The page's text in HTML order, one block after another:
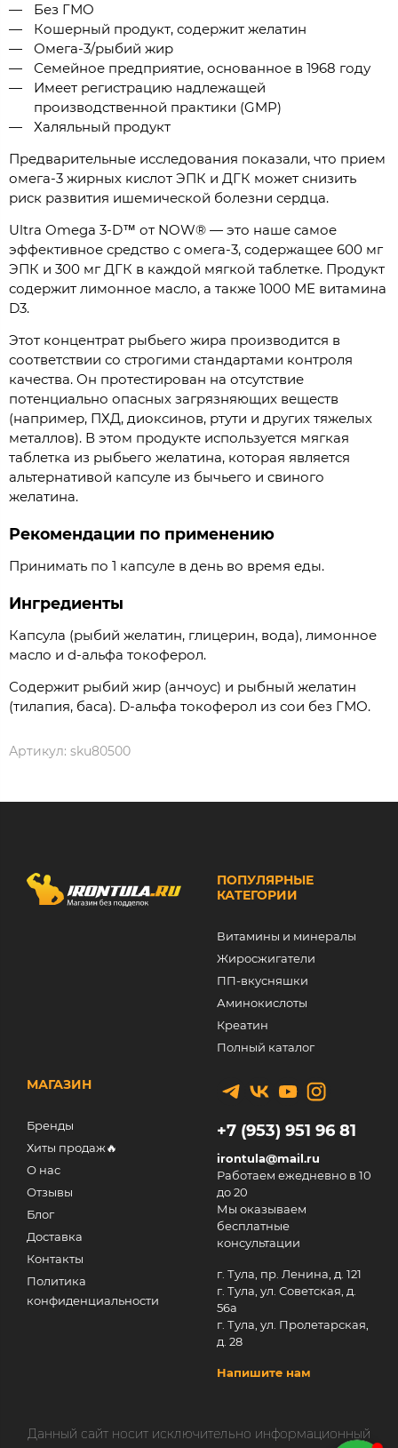
Без ГМО
Кошерный продукт, содержит желатин
Омега-3/рыбий жир
Семейное предприятие, основанное в 1968 году
Имеет регистрацию надлежащей
производственной практики (GMP)
Халяльный продукт
Предварительные исследования показали, что прием
омега-3 жирных кислот ЭПК и ДГК может снизить
риск развития ишемической болезни сердца.
Ultra Omega 3-D™ от NOW® — это наше самое
эффективное средство с омега-3, содержащее 600 мг
ЭПК и 300 мг ДГК в каждой мягкой таблетке. Продукт
содержит лимонное масло, а также 1000 МЕ витамина
D3.
Этот концентрат рыбьего жира производится в
соответствии со строгими стандартами контроля
качества. Он протестирован на отсутствие
потенциально опасных загрязняющих веществ
(например, ПХД, диоксинов, ртути и других тяжелых
металлов). В этом продукте используется мягкая
таблетка из рыбьего желатина, которая является
альтернативой капсуле из бычьего и свиного
желатина.
Рекомендации по применению
Принимать по 1 капсуле в день во время еды.
Ингредиенты
Капсула (рыбий желатин, глицерин, вода), лимонное
масло и d-альфа токоферол.
Содержит рыбий жир (анчоус) и рыбный желатин
(тилапия, баса). D-альфа токоферол из сои без ГМО.
Артикул: sku80500
ПОПУЛЯРНЫЕ
КАТЕГОРИИ
Витамины и минералы
Жиросжигатели
ПП-вкусняшки
Аминокислоты
Креатин
Полный каталог
МАГАЗИН
Бренды
Хиты продаж🔥
О нас
Отзывы
Блог
Доставка
Контакты
Политика
конфиденциальности
+7 (953) 951 96 81
irontula@mail.ru
Работаем ежедневно в 10
до 20
Мы оказываем
бесплатные
консультации
г. Тула, пр. Ленина, д. 121
г. Тула, ул. Советская, д.
56а
г. Тула, ул. Пролетарская,
д. 28
Напишите нам
Данный сайт носит исключительно информационный